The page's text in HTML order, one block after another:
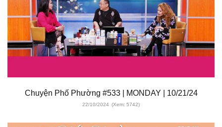
Chuyện Phố Phường #533 | MONDAY | 10/21/24
22/10/2024 (Xem: 5742)